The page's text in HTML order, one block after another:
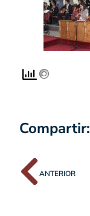
Compartir:
ANTERIOR